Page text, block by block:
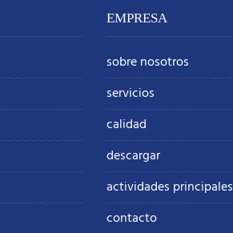
EMPRESA
sobre nosotros
servicios
calidad
descargar
actividades principales
contacto